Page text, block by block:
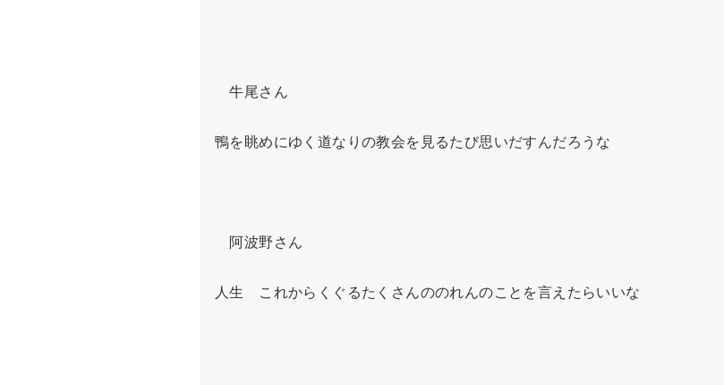
牛尾さん
鴨を眺めにゆく道なりの教会を見るたび思いだすんだろうな
阿波野さん
人生　これからくぐるたくさんののれんのことを言えたらいいな